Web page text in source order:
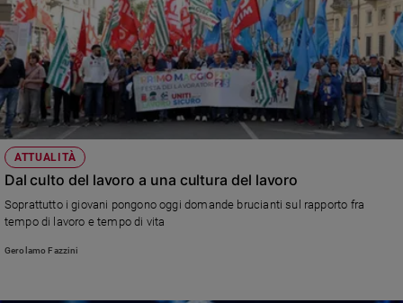
ATTUALITÀ
Dal culto del lavoro a una cultura del lavoro
Soprattutto i giovani pongono oggi domande brucianti sul rapporto fra
tempo di lavoro e tempo di vita
Gerolamo Fazzini